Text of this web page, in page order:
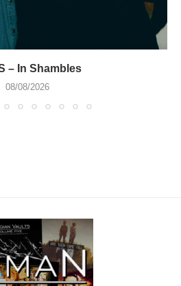
– In Shambles
08/08/2026